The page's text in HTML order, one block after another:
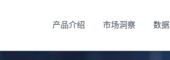
产品介绍 市场洞察 数据